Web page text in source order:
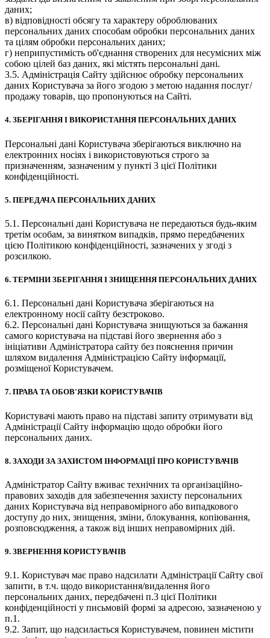
даних;
в) відповідності обсягу та характеру оброблюваних
персональних даних способам обробки персональних даних
та цілям обробки персональних даних;
г) неприпустимість об'єднання створених для несумісних між
собою цілей баз даних, які містять персональні дані.
3.5. Адміністрація Сайту здійснює обробку персональних
даних Користувача за його згодою з метою надання послуг/
продажу товарів, що пропонуються на Сайті.
4. ЗБЕРІГАННЯ І ВИКОРИСТАННЯ ПЕРСОНАЛЬНИХ ДАНИХ
Персональні дані Користувача зберігаються виключно на
електронних носіях і використовуються строго за
призначенням, зазначеним у пункті 3 цієї Політики
конфіденційності.
5. ПЕРЕДАЧА ПЕРСОНАЛЬНИХ ДАНИХ
5.1. Персональні дані Користувача не передаються будь-яким
третім особам, за винятком випадків, прямо передбачених
цією Політикою конфіденційності, зазначених у згоді з
розсилкою.
6. ТЕРМІНИ ЗБЕРІГАННЯ І ЗНИЩЕННЯ ПЕРСОНАЛЬНИХ ДАНИХ
6.1. Персональні дані Користувача зберігаються на
електронному носії сайту безстроково.
6.2. Персональні дані Користувача знищуються за бажання
самого користувача на підставі його звернення або з
ініціативи Адміністратора сайту без пояснення причин
шляхом видалення Адміністрацією Сайту інформації,
розміщеної Користувачем.
7. ПРАВА ТА ОБОВ'ЯЗКИ КОРИСТУВАЧІВ
Користувачі мають право на підставі запиту отримувати від
Адміністрації Сайту інформацію щодо обробки його
персональних даних.
8. ЗАХОДИ ЗА ЗАХИСТОМ ІНФОРМАЦІЇ ПРО КОРИСТУВАЧІВ
Адміністратор Сайту вживає технічних та організаційно-
правових заходів для забезпечення захисту персональних
даних Користувача від неправомірного або випадкового
доступу до них, знищення, зміни, блокування, копіювання,
розповсюдження, а також від інших неправомірних дій.
9. ЗВЕРНЕННЯ КОРИСТУВАЧІВ
9.1. Користувач має право надсилати Адміністрації Сайту свої
запити, в т.ч. щодо використання/видалення його
персональних даних, передбачені п.3 цієї Політики
конфіденційності у письмовій формі за адресою, зазначеною у
п.1.
9.2. Запит, що надсилається Користувачем, повинен містити